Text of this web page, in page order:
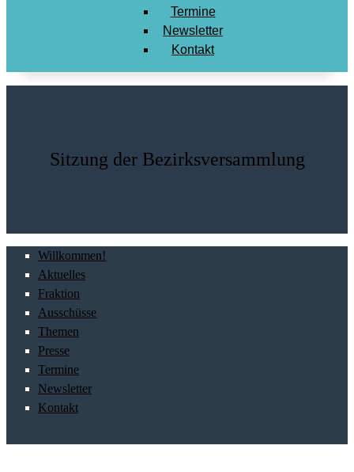
Termine
Newsletter
Kontakt
Sitzung der Bezirksversammlung
Willkommen!
Aktuelles
Fraktion
Ausschüsse
Themen
Presse
Termine
Newsletter
Kontakt